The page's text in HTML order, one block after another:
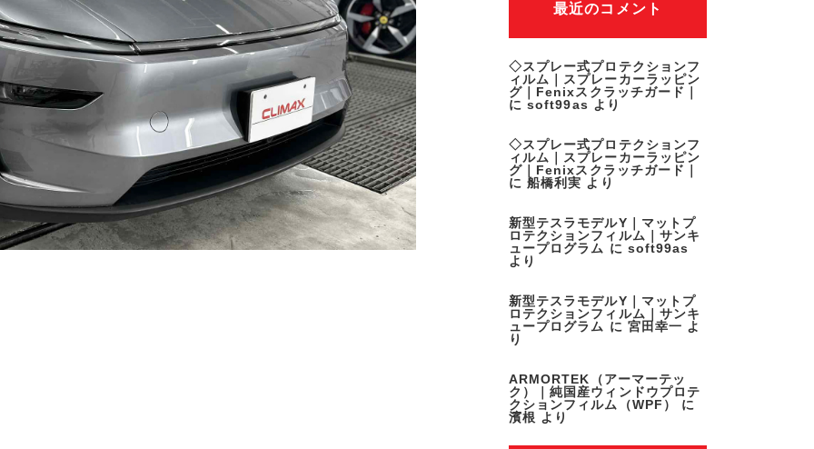
最近のコメント
◇スプレー式プロテクションフ
ィルム｜スプレーカーラッピン
グ｜Fenixスクラッチガード｜
にsoft99as より
◇スプレー式プロテクションフ
ィルム｜スプレーカーラッピン
グ｜Fenixスクラッチガード｜
に船橋利実 より
新型テスラモデルY｜マットプ
ロテクションフィルム｜サンキ
ュープログラム に soft99as
より
新型テスラモデルY｜マットプ
ロテクションフィルム｜サンキ
ュープログラム に 宮田幸一 よ
り
ARMORTEK（アーマーテッ
ク）｜純国産ウィンドウプロテ
クションフィルム（WPF）
に
濱根 より